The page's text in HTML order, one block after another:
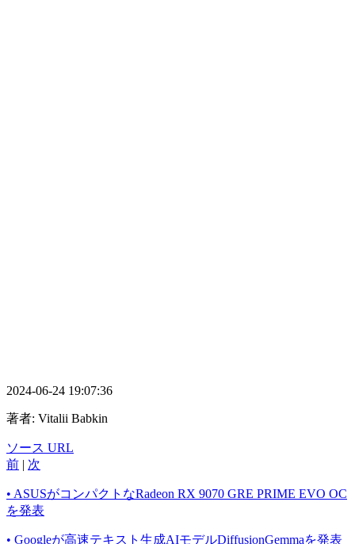
2024-06-24 19:07:36
著者: Vitalii Babkin
ソース URL
前 | 次
• ASUSがコンパクトなRadeon RX 9070 GRE PRIME EVO OC
を発表
• Googleが高速テキスト生成AIモデルDiffusionGemmaを発表